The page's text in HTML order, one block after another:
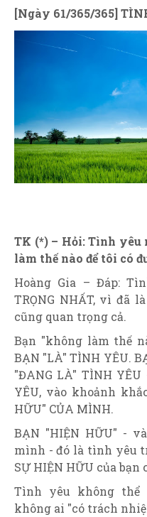
[Ngày 61/365/365]
TK (*) – Hỏi: Tình yêu
làm thế nào để tôi có
Hoàng Gia – Đáp:
TRỌNG NHẤT, vì đã
cũng quan trọng cả.
Bạn "không làm thế
BẠN "LÀ" TÌNH YÊU.
"ĐANG LÀ" TÌNH
YÊU, vào khoảnh
HỮU" CỦA MÌNH.
BẠN "HIỆN HỮU" -
mình - đó là tình yêu
SỰ HIỆN HỮU của
Tình yêu không
không ai "có trách